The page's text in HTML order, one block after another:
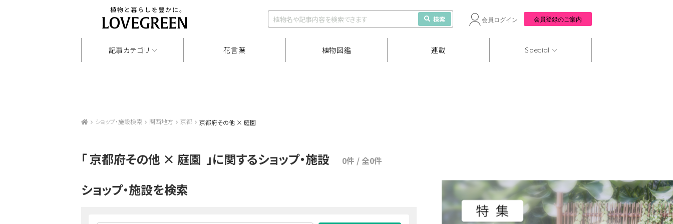
検索 会員ログイン 会員登録のご案内
記事カテゴリ 花言葉 植物図鑑 連載 Special
ショップ・施設検索 関西地方 京都 京都府その他 × 庭園
「京都府その他 × 庭園 」に関するショップ・施設 0件 / 全0件
ショップ・施設を検索